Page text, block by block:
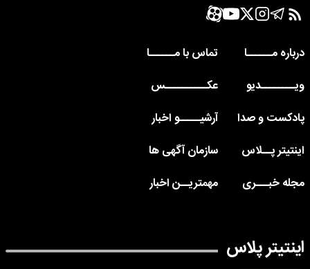
درباره مــــــا
تماس با مــــــا
ویــــــــدیو
عکــــــــــس
پادکست و صدا
آرشیـــــو اخبار
اینتیتر پــلاس
سازمان آگهی ها
مجله خبـــری
مهمتریــن اخبار
اینتیتر پلاس